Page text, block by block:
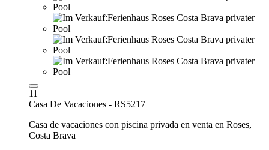
11
Casa De Vacaciones - RS5217
Casa de vacaciones con piscina privada en venta en Roses,
Costa Brava